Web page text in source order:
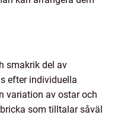
smakrik del av
efter individuella
variation av ostar och
som tilltalar såväl